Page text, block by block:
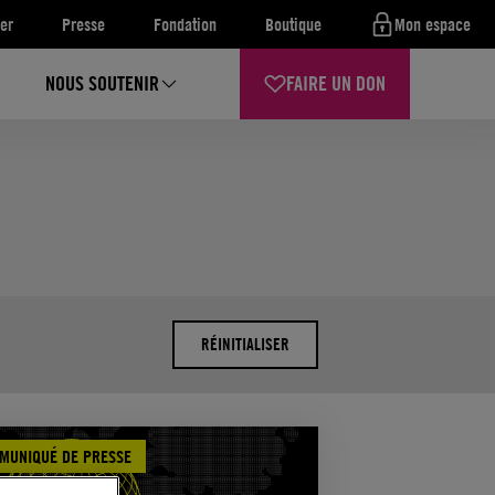
Presse Fondation Boutique Mon espace
NOUS SOUTENIR FAIRE UN DON
RÉINITIALISER
DE PRESSE